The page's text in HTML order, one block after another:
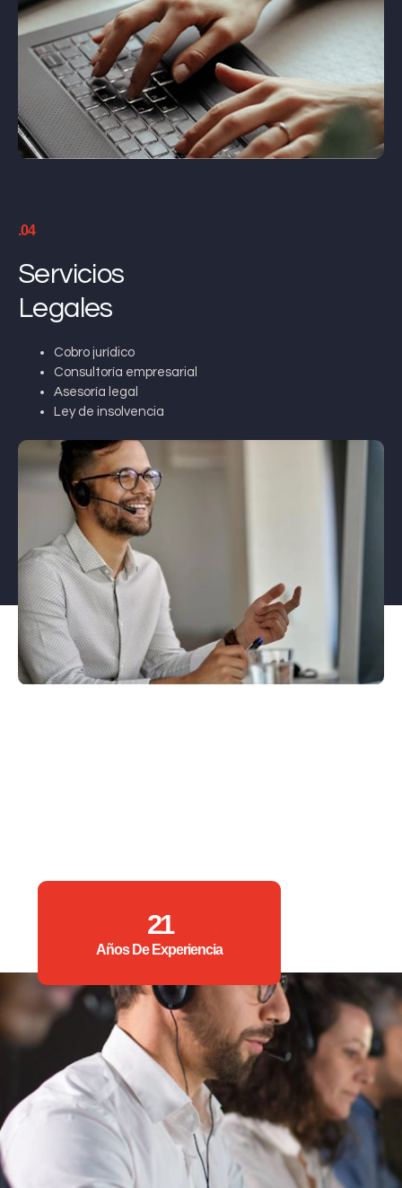
.04
Servicios
Legales
Cobro jurídico
Consultoría empresarial
Asesoría legal
Ley de insolvencia
21
Años De Experiencia